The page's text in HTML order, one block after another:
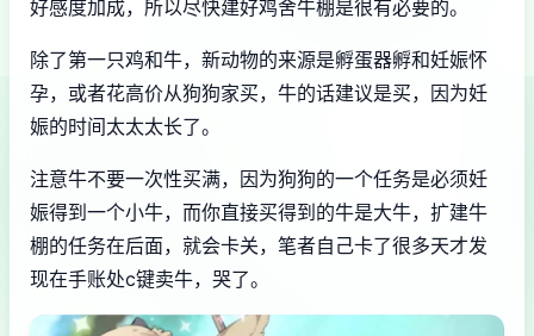
好感度加成，所以尽快建好鸡舍牛棚是很有必要的。
除了第一只鸡和牛，新动物的来源是孵蛋器孵和妊娠怀
孕，或者花高价从狗狗家买，牛的话建议是买，因为妊
娠的时间太太太长了。
注意牛不要一次性买满，因为狗狗的一个任务是必须妊
娠得到一个小牛，而你直接买得到的牛是大牛，扩建牛
棚的任务在后面，就会卡关，笔者自己卡了很多天才发
现在手账处c键卖牛，哭了。